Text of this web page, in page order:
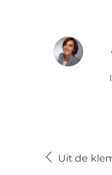
Uit de